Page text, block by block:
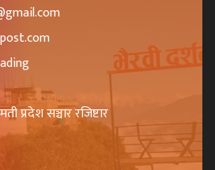
प्रदेश सञ्चार रजिष्टार